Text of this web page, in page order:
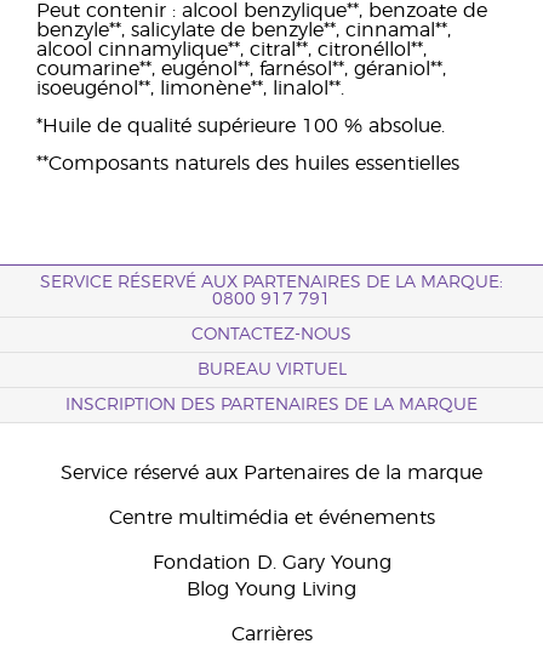
Peut contenir : alcool benzylique**, benzoate de
benzyle**, salicylate de benzyle**, cinnamal**,
alcool cinnamylique**, citral**, citronéllol**,
coumarine**, eugénol**, farnésol**, géraniol**,
isoeugénol**, limonène**, linalol**.
*Huile de qualité supérieure 100 % absolue.
**Composants naturels des huiles essentielles
SERVICE RÉSERVÉ AUX PARTENAIRES DE LA MARQUE:
0800 917 791
CONTACTEZ-NOUS
BUREAU VIRTUEL
INSCRIPTION DES PARTENAIRES DE LA MARQUE
Service réservé aux Partenaires de la marque
Centre multimédia et événements
Fondation D. Gary Young
Blog Young Living
Carrières